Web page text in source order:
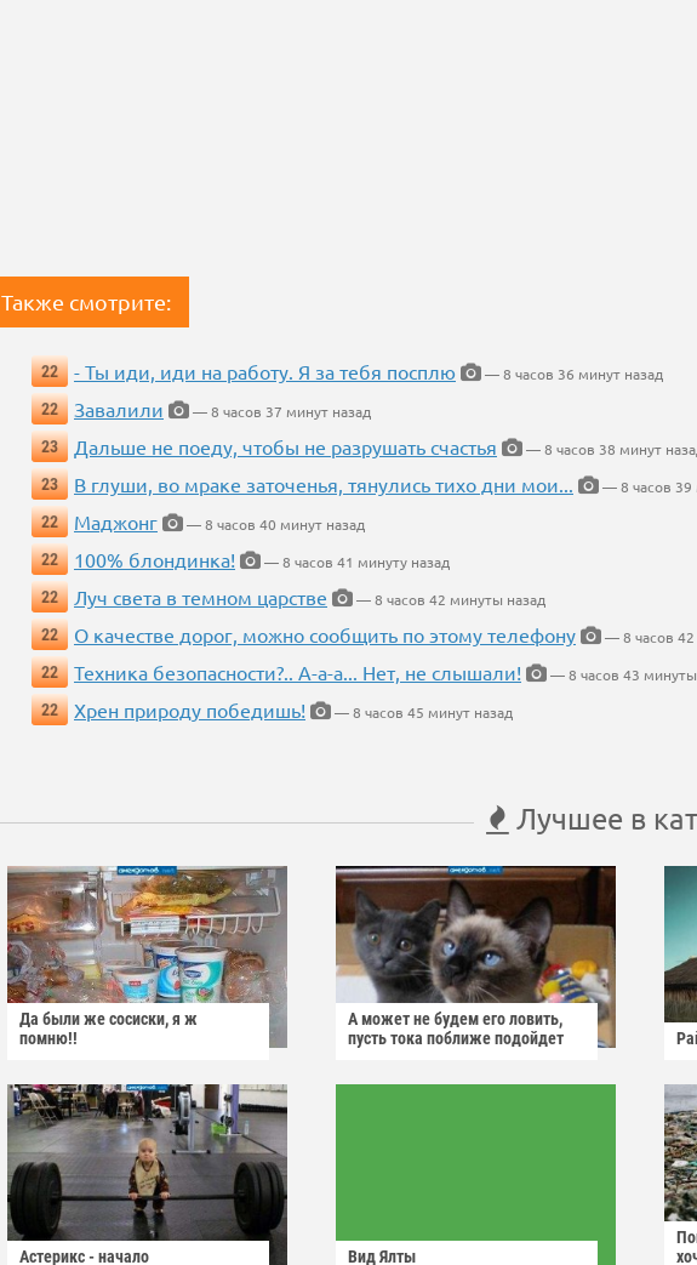
Также смотрите:
22 - Ты иди, иди на работу. Я за тебя посплю
— 8 часов 36 минут назад
22
Завалили
— 8 часов 37 минут назад
23
Дальше не поеду, чтобы не разрушать счастья
— 8 часов 38 минут
23
В глуши, во мраке заточенья, тянулись тихо дни мои...
— 8 часов 39
22
Маджонг
— 8 часов 40 минут назад
22
100% блондинка!
— 8 часов 41 минуту назад
22
Луч света в темном царстве
— 8 часов 42 минуты назад
22
О качестве дорог, можно сообщить по этому телефону
— 8 часов
22
Техника безопасности?.. А-а-а... Нет, не слышали!
— 8 часов 43
22
Хрен природу победишь! — 8 часов 45 минут назад
Лучшее в
Да были же сосиски, я ж
помню!!
А может не будем его ловить,
пусть тока поближе подойдет
Астерикс - начало Вид Ялты